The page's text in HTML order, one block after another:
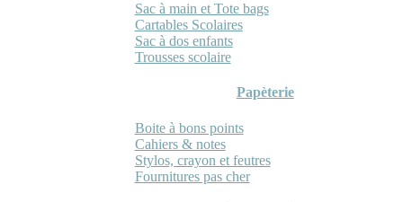
Sac à main et Tote bags
Cartables Scolaires
Sac à dos enfants
Trousses scolaire
Papèterie
Boite à bons points
Cahiers & notes
Stylos, crayon et feutres
Fournitures pas cher